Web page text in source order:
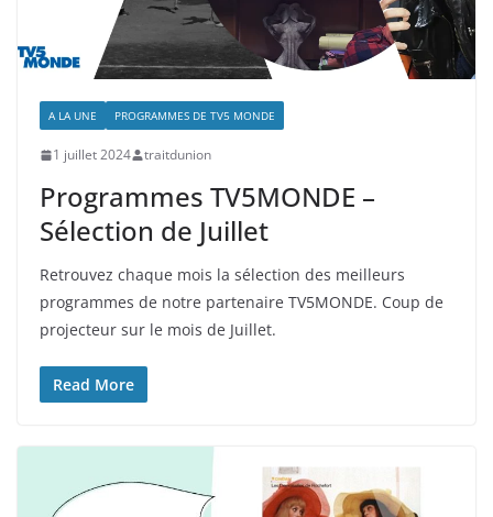
A LA UNE PROGRAMMES DE TV5 MONDE
1 juillet 2024 traitdunion
Programmes TV5MONDE –
Sélection de Juillet
Retrouvez chaque mois la sélection des meilleurs
programmes de notre partenaire TV5MONDE. Coup de
projecteur sur le mois de Juillet.
Read More